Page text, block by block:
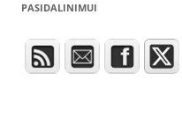
PASIDALINIMUI